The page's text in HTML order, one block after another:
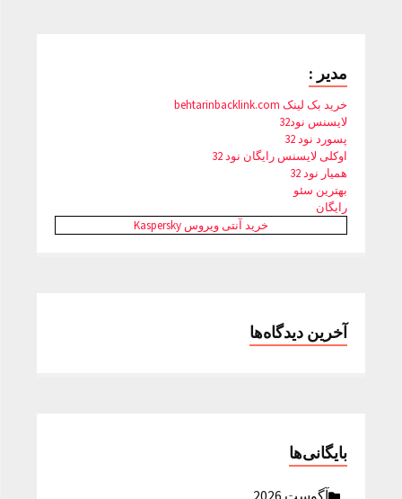
مدیر :
خرید بک لینک behtarinbacklink.com
لایسنس نود32
پسورد نود 32
اوکلی لایسنس رایگان نود 32
همیار نود 32
بهترین سئو
رایگان
خرید آنتی ویروس Kaspersky
آخرین دیدگاه‌ها
بایگانی‌ها
آگوست 2026